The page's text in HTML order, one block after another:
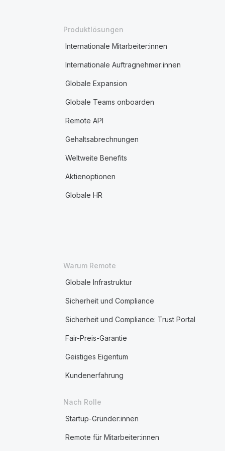
Produktlösungen
Internationale Mitarbeiter:innen
Internationale Auftragnehmer:innen
Globale Expansion
Globale Teams onboarden
Remote API
Gehaltsabrechnungen
Weltweite Benefits
Aktienoptionen
Globale HR
Warum Remote
Globale Infrastruktur
Sicherheit und Compliance
Sicherheit und Compliance: Trust Portal
Fair-Preis-Garantie
Geistiges Eigentum
Kundenerfahrung
Nach Rolle
Startup-Gründer:innen
Remote für Mitarbeiter:innen